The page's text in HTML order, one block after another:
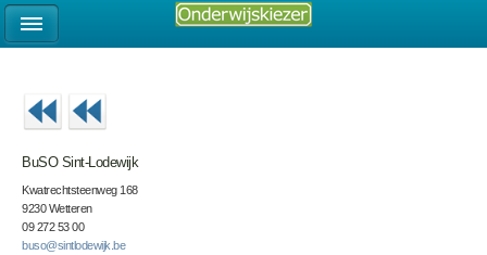
BuSO Sint-Lodewijk
Kwatrechtsteenweg 168
9230 Wetteren
09 272 53 00
buso@sintlodewijk.be